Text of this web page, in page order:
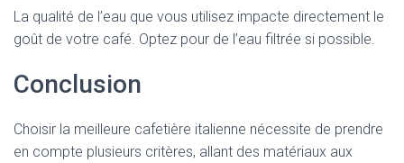
La qualité de l’eau que vous utilisez impacte directement le
goût de votre café. Optez pour de l’eau filtrée si possible.
Conclusion
Choisir la meilleure cafetière italienne nécessite de prendre
en compte plusieurs critères, allant des matériaux aux